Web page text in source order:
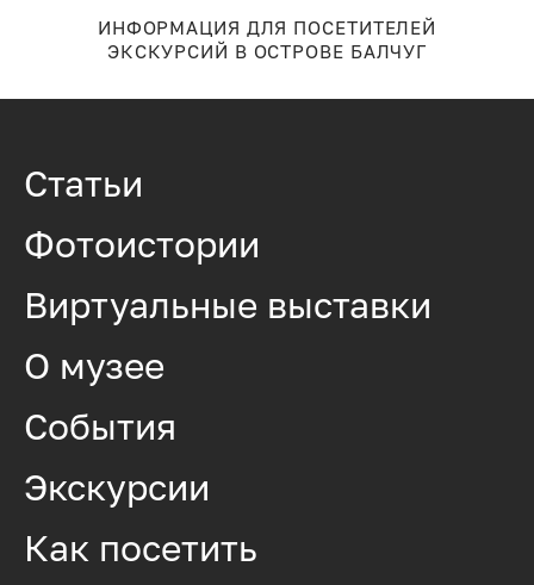
ИНФОРМАЦИЯ ДЛЯ ПОСЕТИТЕЛЕЙ
ЭКСКУРСИЙ В ОСТРОВЕ БАЛЧУГ
Статьи
Фотоистории
Виртуальные выставки
О музее
События
Экскурсии
Как посетить